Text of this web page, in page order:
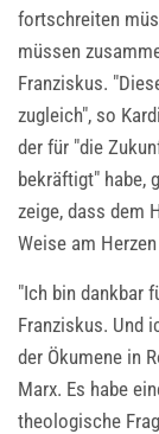
fortschreiten
müssen
Franziskus.
zugleich", so
der für "die
bekräftigt" habe,
zeige, dass dem
Weise am
"Ich bin dankbar
Franziskus. Und
der Ökumene in
Marx. Es habe
theologische